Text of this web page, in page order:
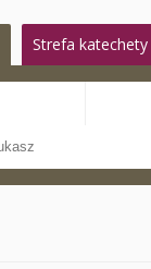
Strefa katechety